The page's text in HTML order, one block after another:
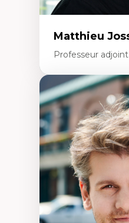
Matthieu
Professeur adjoint
Expertises
Ethnographie
d’apprentissage
Approche
compétences
interculturelles
Didactique des
compétence
Andragogie
Méthodologies